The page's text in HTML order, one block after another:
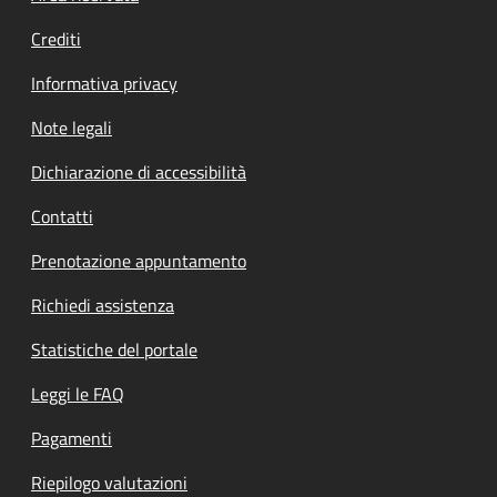
Crediti
Informativa privacy
Note legali
Dichiarazione di accessibilità
Contatti
Prenotazione appuntamento
Richiedi assistenza
Statistiche del portale
Leggi le FAQ
Pagamenti
Riepilogo valutazioni